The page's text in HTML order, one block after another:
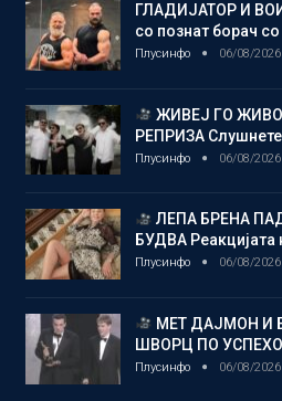
ГЛАДИЈАТОР И
со познат борач со
Плусинфо 06/08/2026
ЖИВЕЈ ГО
РЕПРИЗА Слушнете
Плусинфо 06/08/2026
ЛЕПА БРЕНА
БУДВА Реакцијата
Плусинфо 06/08/2026
МЕТ ДАЈМОН И
ШВОРЦ ПО
Плусинфо 06/08/2026